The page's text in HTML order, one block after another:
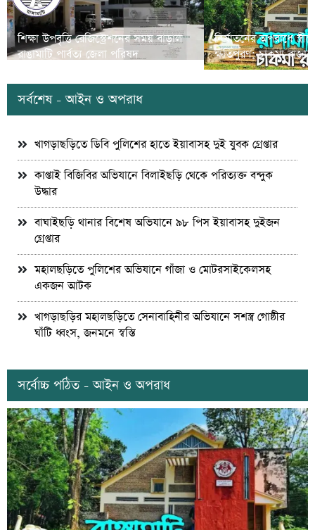
শিক্ষা উপবৃত্তি রেজিস্ট্রেশনের সময় বাড়াল
রাঙামাটি পার্বত্য জেলা পরিষদ
নির্যাতনের অপরাধে
ক্ষতিপুরণ; চাকমা
সর্বশেষ - আইন ও অপরাধ
খাগড়াছড়িতে ডিবি পুলিশের হাতে ইয়াবাসহ দুই যুবক গ্রেপ্তার
কাপ্তাই বিজিবির অভিযানে বিলাইছড়ি থেকে পরিত্যক্ত বন্দুক
উদ্ধার
বাঘাইছড়ি থানার বিশেষ অভিযানে ৯৮ পিস ইয়াবাসহ দুইজন
গ্রেপ্তার
মহালছড়িতে পুলিশের অভিযানে গাঁজা ও মোটরসাইকেলসহ
একজন আটক
খাগড়াছড়ির মহালছড়িতে সেনাবাহিনীর অভিযানে সশস্ত্র গোষ্ঠীর
ঘাঁটি ধ্বংস, জনমনে স্বস্তি
সর্বোচ্চ পঠিত - আইন ও অপরাধ